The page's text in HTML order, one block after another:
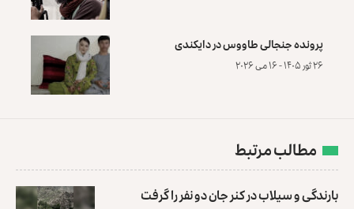
پرونده‌ جنجالی طاووس در دایکندی
۲۶ ثور ۱۴۰۵ - ۱۶ می ۲۰۲۶
مطالب مرتبط
بارندگی و سیلاب در کنر جان دو نفر را گرفت ‏